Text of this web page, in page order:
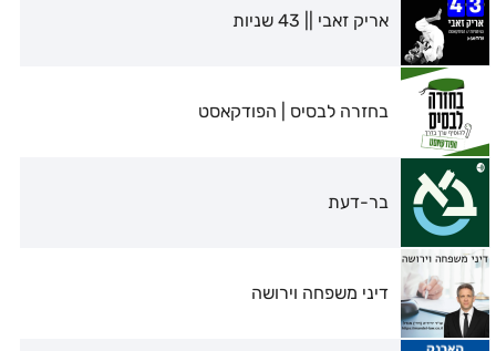
אריק זאבי || 43 שניות
בחזרה לבסיס | הפודקאסט
בר-דעת
דיני משפחה וירושה